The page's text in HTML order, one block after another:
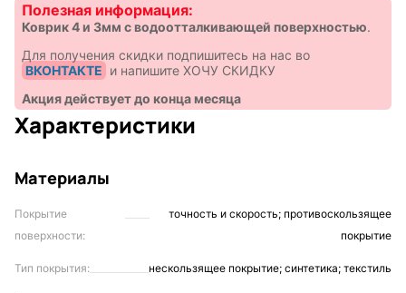
Полезная информация:
Коврик 4 и 3мм с водоотталкивающей поверхностью.
Для получения скидки подпишитесь на нас во
ВКОНТАКТЕ и напишите ХОЧУ СКИДКУ
Акция действует до конца месяца
Характеристики
Материалы
Покрытие
поверхности:
точность и скорость; противоскользящее
покрытие
Тип покрытия: нескользящее покрытие; синтетика; текстиль